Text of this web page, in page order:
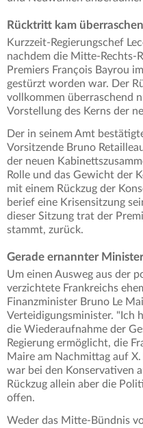
Rücktritt kam
Kurzzeit-Regierungschef
nachdem die Mitte-Rechts-
Premiers François Bayrou
gestürzt worden war. Der
vollkommen überraschend
Vorstellung des Kerns der
Der in seinem Amt
Vorsitzende Bruno
der neuen
Rolle und das Gewicht der
mit einem Rückzug der
berief eine Krisensitzung
dieser Sitzung trat der
stammt, zurück.
Gerade ernannter
Um einen Ausweg aus der
verzichtete Frankreichs
Finanzminister Bruno Le
Verteidigungsminister. "Ich
die Wiederaufnahme der
Regierung ermöglicht, die
Maire am Nachmittag auf
war bei den Konservativen
Rückzug allein aber die
offen.
Weder das Mitte-Bündnis